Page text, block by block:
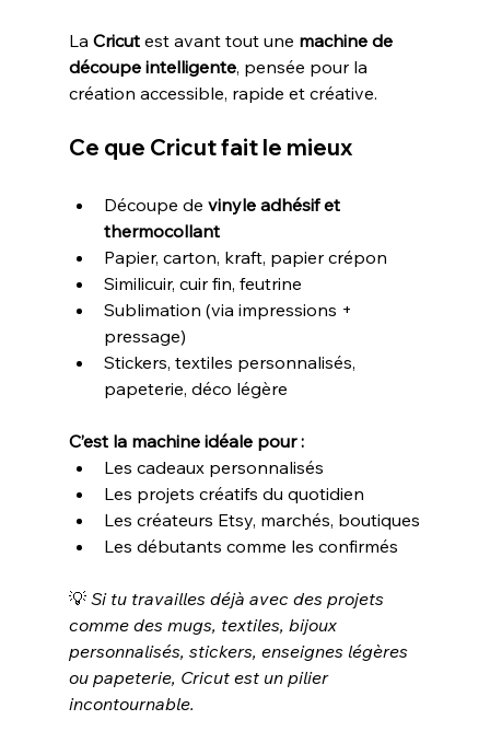
La Cricut est avant tout une machine de
découpe intelligente, pensée pour la
création accessible, rapide et créative.
Ce que Cricut fait le mieux
Découpe de vinyle adhésif et
thermocollant
Papier, carton, kraft, papier crépon
Similicuir, cuir fin, feutrine
Sublimation (via impressions +
pressage)
Stickers, textiles personnalisés,
papeterie, déco légère
C’est la machine idéale pour :
Les cadeaux personnalisés
Les projets créatifs du quotidien
Les créateurs Etsy, marchés, boutiques
Les débutants comme les confirmés
💡 Si tu travailles déjà avec des projets
comme des mugs, textiles, bijoux
personnalisés, stickers, enseignes légères
ou papeterie, Cricut est un pilier
incontournable.